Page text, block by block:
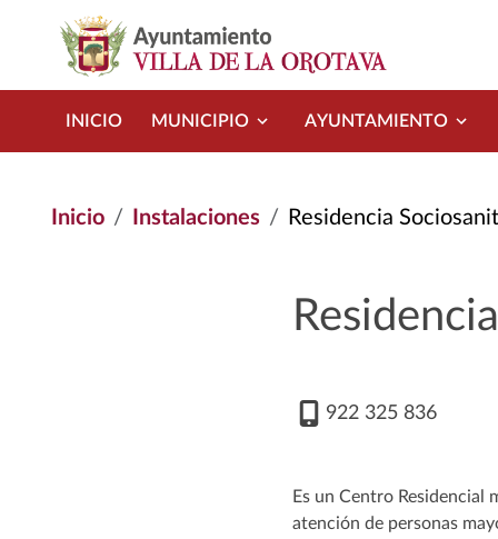
INICIO MUNICIPIO AYUNTAMIENTO
Inicio Instalaciones Residencia
922 325 836
Es un Centro Residencial
atención de personas